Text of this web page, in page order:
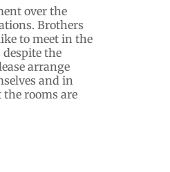
over the
Brothers
to meet in the
despite the
arrange
and in
rooms are